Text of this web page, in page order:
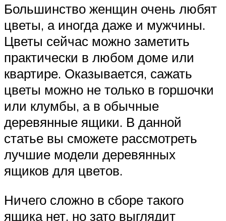
Большинство женщин очень любят
цветы, а иногда даже и мужчины.
Цветы сейчас можно заметить
практически в любом доме или
квартире. Оказывается, сажать
цветы можно не только в горшочки
или клумбы, а в обычные
деревянные ящики. В данной
статье вы сможете рассмотреть
лучшие модели деревянных
ящиков для цветов.
Ничего сложно в сборе такого
ящика нет, но зато выглядит